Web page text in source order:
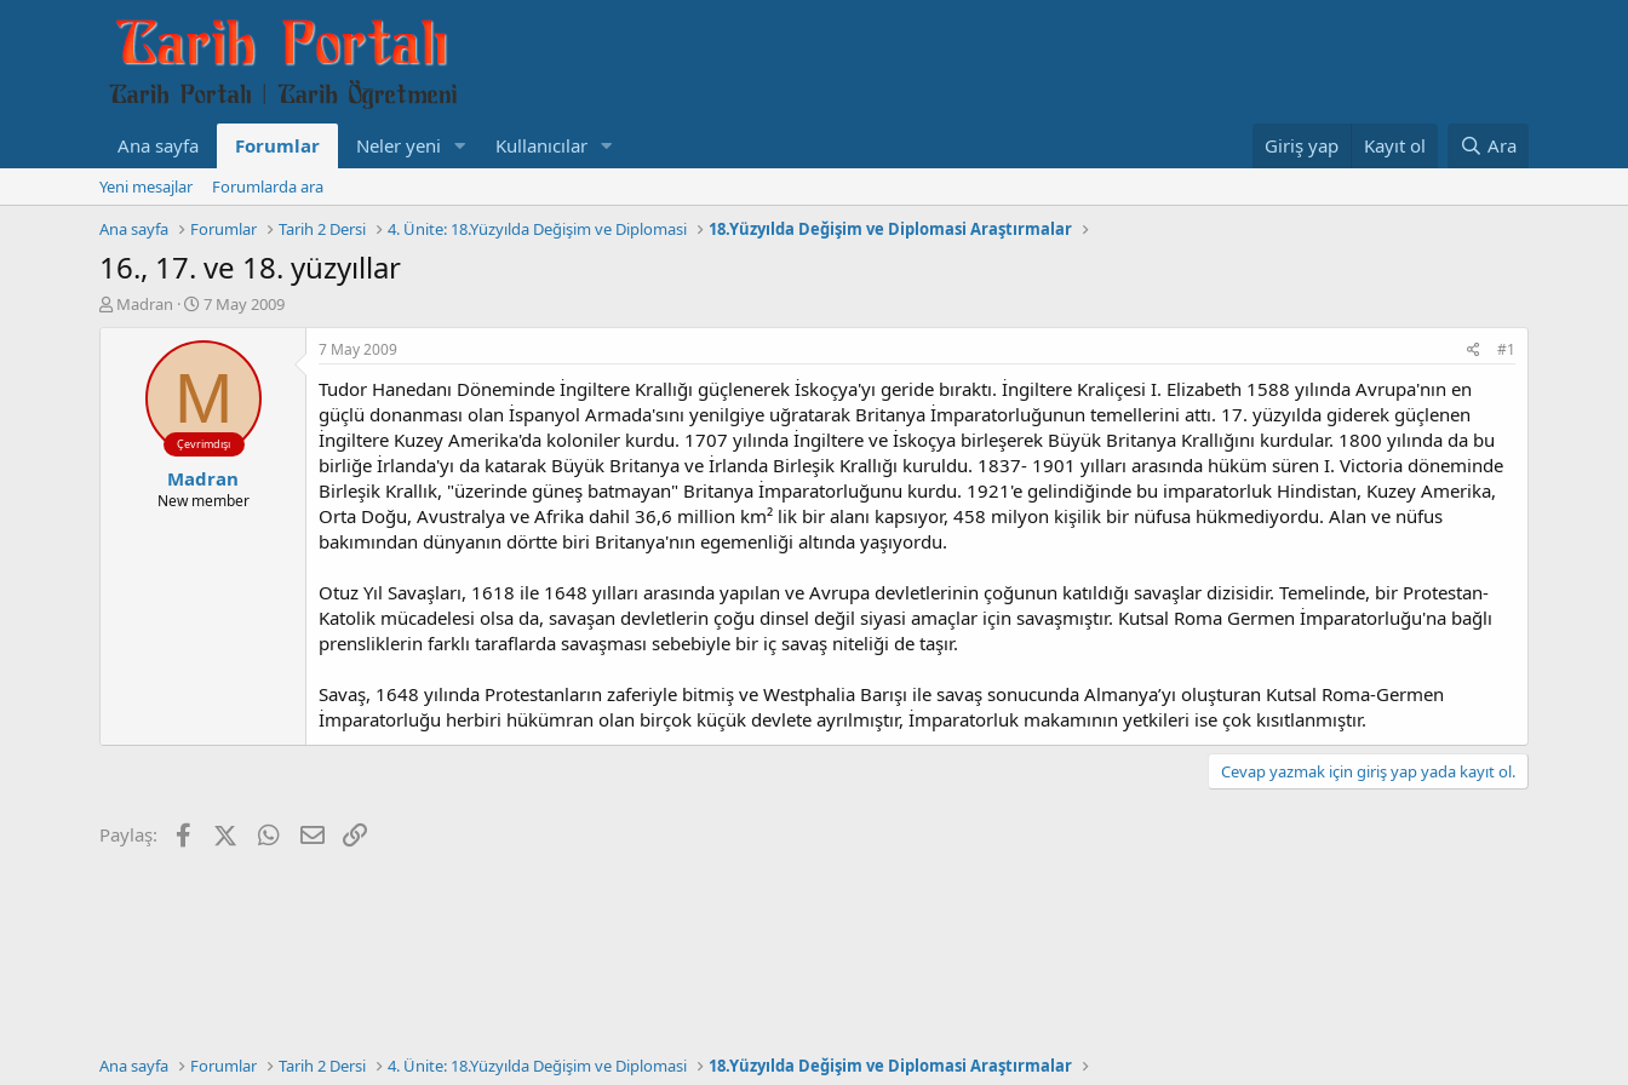
Ana sayfa Forumlar Neler yeni Kullanıcılar Giriş yap Kayıt ol Ara
Yeni mesajlar
Forumlarda ara
Ana sayfa
Forumlar Tarih 2 Dersi 4. Ünite: 18.Yüzyılda Değişim ve Diplomasi 18.Yüzyılda Değişim ve Diplomasi Araştırmalar
16., 17. ve 18. yüzyıllar
K
Madran
B
ş
n
g
ı
ç
t
7 May 2009
M
Çevrimdışı
Madran
New member
7 May 2009 #1
Tudor Hanedanı Döneminde İngiltere Krallığı güçlenerek İskoçya'yı geride bıraktı. İngiltere Kraliçesi I. Elizabeth 1588 yılında Avrupa'nın en
güçlü donanması olan İspanyol Armada'sını yenilgiye uğratarak Britanya İmparatorluğunun temellerini attı. 17. yüzyılda giderek güçlenen
İngiltere Kuzey Amerika'da koloniler kurdu. 1707 yılında İngiltere ve İskoçya birleşerek Büyük Britanya Krallığını kurdular. 1800 yılında da bu
birliğe İrlanda'yı da katarak Büyük Britanya ve İrlanda Birleşik Krallığı kuruldu. 1837- 1901 yılları arasında hüküm süren I. Victoria döneminde
Birleşik Krallık, "üzerinde güneş batmayan" Britanya İmparatorluğunu kurdu. 1921'e gelindiğinde bu imparatorluk Hindistan, Kuzey Amerika,
Orta Doğu, Avustralya ve Afrika dahil 36,6 million km² lik bir alanı kapsıyor, 458 milyon kişilik bir nüfusa hükmediyordu. Alan ve nüfus
bakımından dünyanın dörtte biri Britanya'nın egemenliği altında yaşıyordu.
Otuz Yıl Savaşları, 1618 ile 1648 yılları arasında yapılan ve Avrupa devletlerinin çoğunun katıldığı savaşlar dizisidir. Temelinde, bir Protestan-
Katolik mücadelesi olsa da, savaşan devletlerin çoğu dinsel değil siyasi amaçlar için savaşmıştır. Kutsal Roma Germen İmparatorluğu'na bağlı
prensliklerin farklı taraflarda savaşması sebebiyle bir iç savaş niteliği de taşır.
Savaş, 1648 yılında Protestanların zaferiyle bitmiş ve Westphalia Barışı ile savaş sonucunda Almanya’yı oluşturan Kutsal Roma-Germen
İmparatorluğu herbiri hükümran olan birçok küçük devlete ayrılmıştır, İmparatorluk makamının yetkileri ise çok kısıtlanmıştır.
Cevap yazmak için giriş yap yada kayıt ol.
Paylaş: FacebookX (Twitter)WhatsApp
E-posta
Ana sayfa Forumlar Tarih 2 Dersi 4. Ünite: 18.Yüzyılda Değişim ve Diplomasi 18.Yüzyılda Değişim ve Diplomasi Araştırmalar